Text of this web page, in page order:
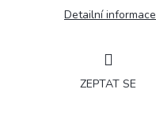
Detailní informace
ZEPTAT SE